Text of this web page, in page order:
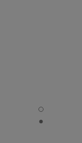
CHANCE
CHANCE